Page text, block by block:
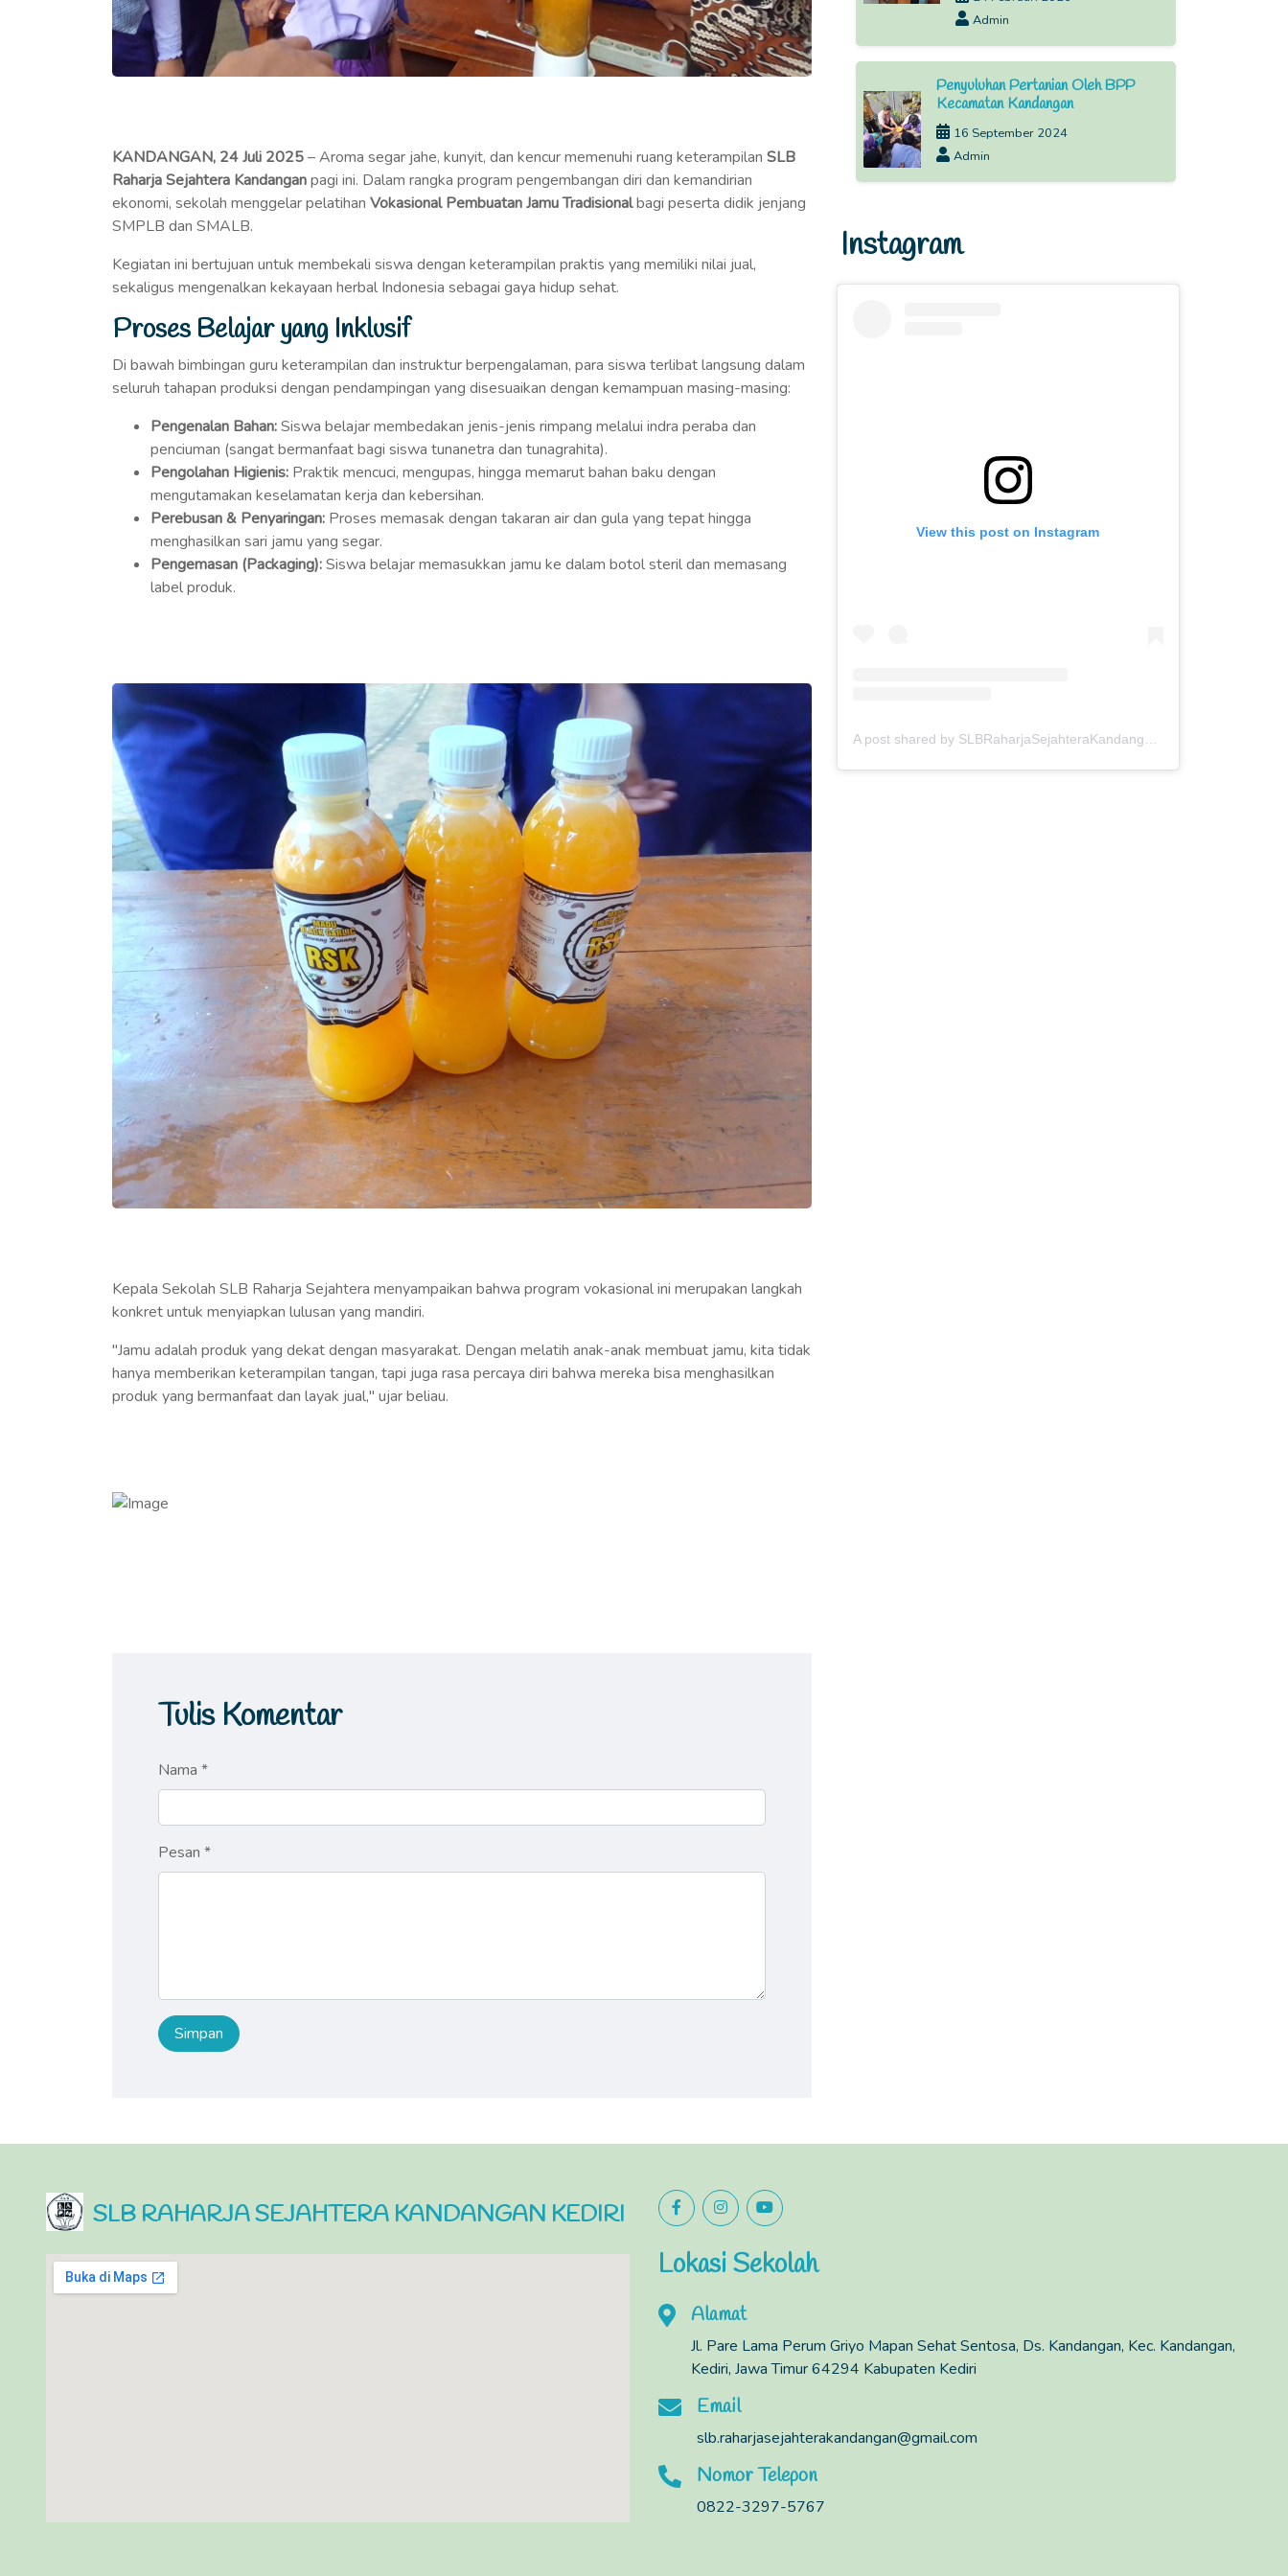
KANDANGAN, 24 Juli 2025– Aroma segar jahe, kunyit, dan kencur memenuhi ruang keterampilan SLB
Raharja Sejahtera Kandanganpagi ini. Dalam rangka program pengembangan diri dan kemandirian
ekonomi, sekolah menggelar pelatihan Vokasional Pembuatan Jamu Tradisionalbagi peserta didik jenjang
SMPLB dan SMALB.
Kegiatan ini bertujuan untuk membekali siswa dengan keterampilan praktis yang memiliki nilai jual,
sekaligus mengenalkan kekayaan herbal Indonesia sebagai gaya hidup sehat.
Proses Belajar yang Inklusif
Di bawah bimbingan guru keterampilan dan instruktur berpengalaman, para siswa terlibat langsung dalam
seluruh tahapan produksi dengan pendampingan yang disesuaikan dengan kemampuan masing-masing:
Pengenalan Bahan:Siswa belajar membedakan jenis-jenis rimpang melalui indra peraba dan
penciuman (sangat bermanfaat bagi siswa tunanetra dan tunagrahita).
Pengolahan Higienis: Praktik mencuci, mengupas, hingga memarut bahan baku dengan
mengutamakan keselamatan kerja dan kebersihan.
Perebusan & Penyaringan: Proses memasak dengan takaran air dan gula yang tepat hingga
menghasilkan sari jamu yang segar.
Pengemasan (Packaging):Siswa belajar memasukkan jamu ke dalam botol steril dan memasang
label produk.
Kepala Sekolah SLB Raharja Sejahtera menyampaikan bahwa program vokasional ini merupakan langkah
konkret untuk menyiapkan lulusan yang mandiri.
"Jamu adalah produk yang dekat dengan masyarakat. Dengan melatih anak-anak membuat jamu, kita tidak
hanya memberikan keterampilan tangan, tapi juga rasa percaya diri bahwa mereka bisa menghasilkan
produk yang bermanfaat dan layak jual," ujar beliau.
Tulis Komentar
Nama *
Pesan *
Admin
Penyuluhan Pertanian Oleh BPP
Kecamatan Kandangan
16 September 2024
Admin
Instagram
View this post on Instagram
SLB RAHARJA SEJAHTERA KANDANGAN KEDIRI
Lokasi Sekolah
Alamat
Jl. Pare Lama Perum Griyo Mapan Sehat Sentosa, Ds. Kandangan, Kec. Kandangan,
Kediri, Jawa Timur 64294 Kabupaten Kediri
Email
slb.raharjasejahterakandangan@gmail.com
Nomor Telepon
0822-3297-5767